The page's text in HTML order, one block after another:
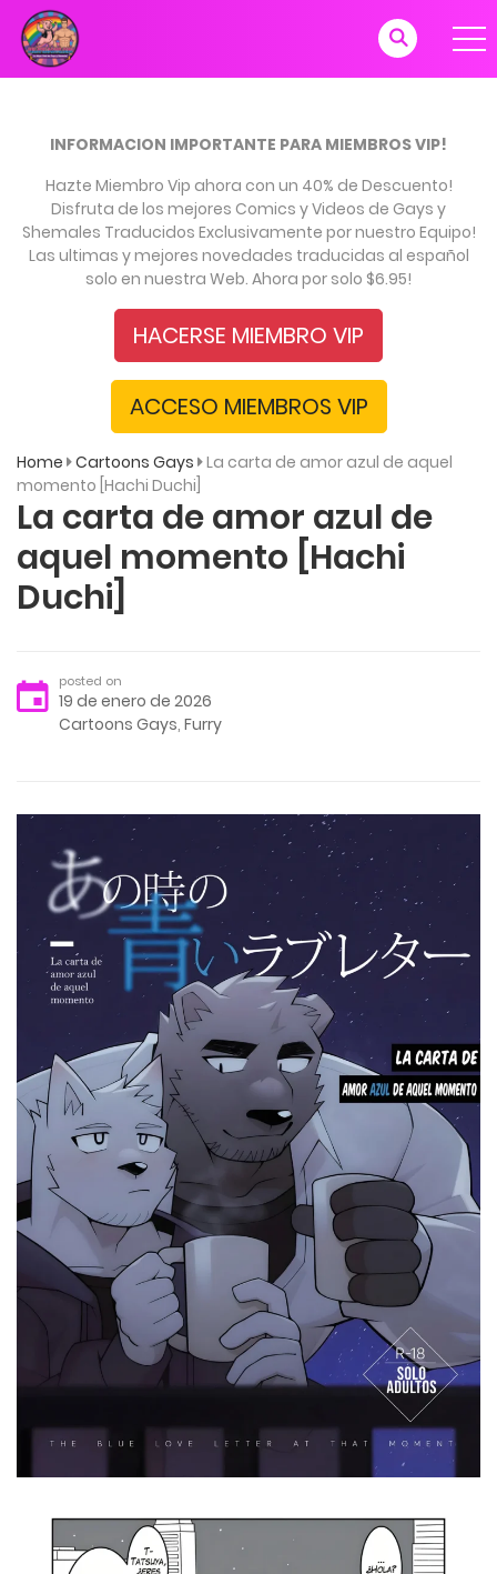
INFORMACION IMPORTANTE PARA MIEMBROS VIP!
Hazte Miembro Vip ahora con un 40% de Descuento!
Disfruta de los mejores Comics y Videos de Gays y
Shemales Traducidos Exclusivamente por nuestro Equipo!
Las ultimas y mejores novedades traducidas al español
solo en nuestra Web. Ahora por solo $6.95!
HACERSE MIEMBRO VIP
ACCESO MIEMBROS VIP
Home Cartoons Gays La carta de amor azul de aquel
momento [Hachi Duchi]
La carta de amor azul de
aquel momento [Hachi
Duchi]
posted on
19 de enero de 2026
Cartoons Gays, Furry